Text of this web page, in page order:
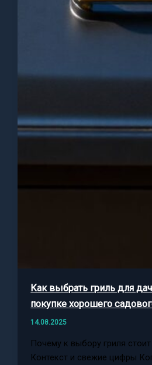
Как выбрать гриль для
покупке хорошего
14.08.2025
Почему к выбору гриля
Контекст и свежие цифры